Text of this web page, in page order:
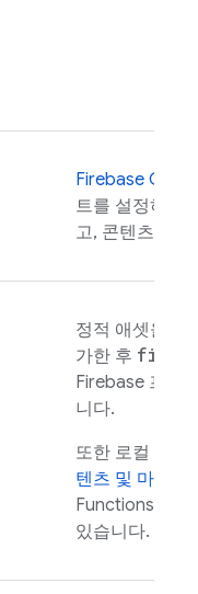
Firebase CLI
트를 설정하고,
고, 콘텐츠를
정적 애셋을 로
가한 후
Firebase 프로
니다.
또한 로컬 프
텐츠 및 마이크
Functions
있습니다.